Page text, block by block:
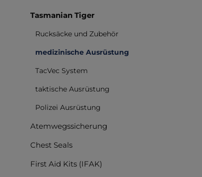
Tasmanian Tiger
Rucksäcke und Zubehör
medizinische Ausrüstung
TacVec System
taktische Ausrüstung
Polizei Ausrüstung
Atemwegssicherung
Chest Seals
First Aid Kits (IFAK)